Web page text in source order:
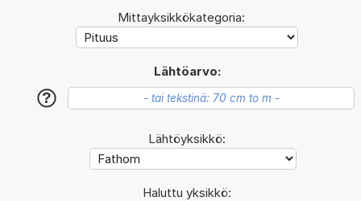
Mittayksikkökategoria:
Lähtöarvo:
?
Lähtöyksikkö:
Haluttu yksikkö: